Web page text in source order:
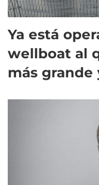
Ya está
wellboat al
más